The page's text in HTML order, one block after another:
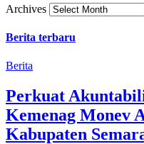
Archives
Berita terbaru
Berita
Perkuat
Kemenag Monev
Kabupaten